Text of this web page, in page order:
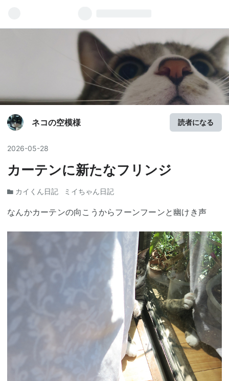
ネコの空模様 読者になる
2026-05-28
カーテンに新たなフリンジ
カイくん日記 ミイちゃん日記
なんかカーテンの向こうからフーンフーンと幽けき声